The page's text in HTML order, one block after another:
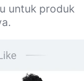
untuk produk